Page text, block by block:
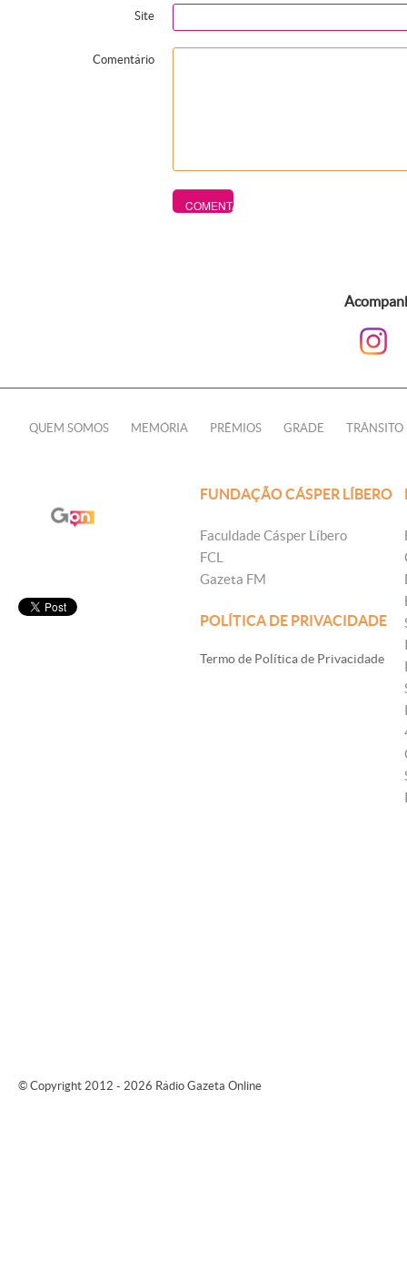
Site
Comentário
QUEM SOMOS MEMÓRIA PRÊMIOS GRADE TRÂNSITO
FUNDAÇÃO CÁSPER LÍBERO
Faculdade Cásper Líbero
FCL
Gazeta FM
POLÍTICA DE PRIVACIDADE
Termo de Política de Privacidade
© Copyright 2012 - 2026 Rádio Gazeta Online